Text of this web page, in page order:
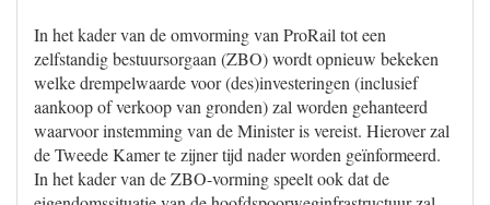
In het kader van de omvorming van ProRail tot een
zelfstandig bestuursorgaan (ZBO) wordt opnieuw bekeken
welke drempelwaarde voor (des)investeringen (inclusief
aankoop of verkoop van gronden) zal worden gehanteerd
waarvoor instemming van de Minister is vereist. Hierover zal
de Tweede Kamer te zijner tijd nader worden geïnformeerd.
In het kader van de ZBO-vorming speelt ook dat de